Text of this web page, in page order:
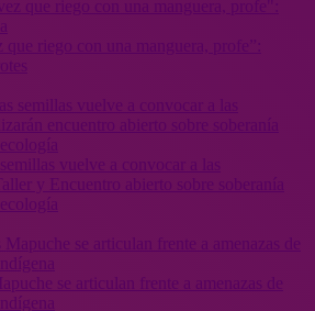
se articulan frente a amenazas de